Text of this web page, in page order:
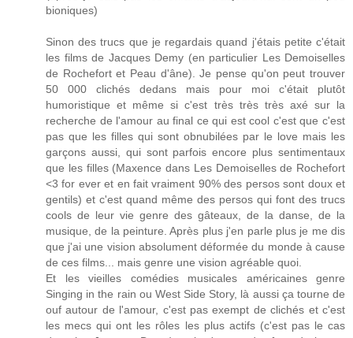
bioniques)
Sinon des trucs que je regardais quand j'étais petite c'était
les films de Jacques Demy (en particulier Les Demoiselles
de Rochefort et Peau d'âne). Je pense qu'on peut trouver
50 000 clichés dedans mais pour moi c'était plutôt
humoristique et même si c'est très très très axé sur la
recherche de l'amour au final ce qui est cool c'est que c'est
pas que les filles qui sont obnubilées par le love mais les
garçons aussi, qui sont parfois encore plus sentimentaux
que les filles (Maxence dans Les Demoiselles de Rochefort
<3 for ever et en fait vraiment 90% des persos sont doux et
gentils) et c'est quand même des persos qui font des trucs
cools de leur vie genre des gâteaux, de la danse, de la
musique, de la peinture. Après plus j'en parle plus je me dis
que j'ai une vision absolument déformée du monde à cause
de ces films... mais genre une vision agréable quoi.
Et les vieilles comédies musicales américaines genre
Singing in the rain ou West Side Story, là aussi ça tourne de
ouf autour de l'amour, c'est pas exempt de clichés et c'est
les mecs qui ont les rôles les plus actifs (c'est pas le cas